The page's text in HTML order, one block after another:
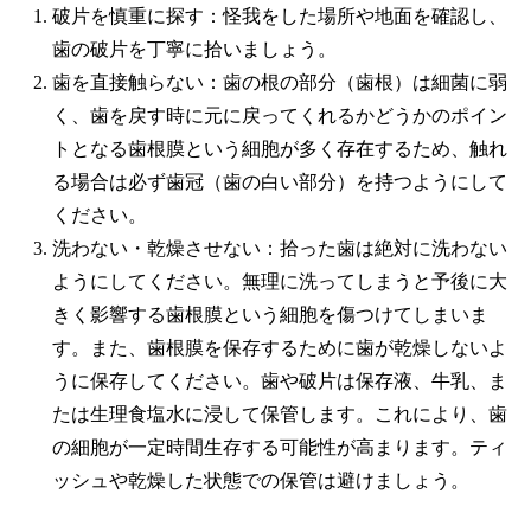
破片を慎重に探す：怪我をした場所や地面を確認し、
歯の破片を丁寧に拾いましょう。
歯を直接触らない：歯の根の部分（歯根）は細菌に弱
く、歯を戻す時に元に戻ってくれるかどうかのポイン
トとなる歯根膜という細胞が多く存在するため、触れ
る場合は必ず歯冠（歯の白い部分）を持つようにして
ください。
洗わない・乾燥させない：拾った歯は絶対に洗わない
ようにしてください。無理に洗ってしまうと予後に大
きく影響する歯根膜という細胞を傷つけてしまいま
す。また、歯根膜を保存するために歯が乾燥しないよ
うに保存してください。歯や破片は保存液、牛乳、ま
たは生理食塩水に浸して保管します。これにより、歯
の細胞が一定時間生存する可能性が高まります。ティ
ッシュや乾燥した状態での保管は避けましょう。